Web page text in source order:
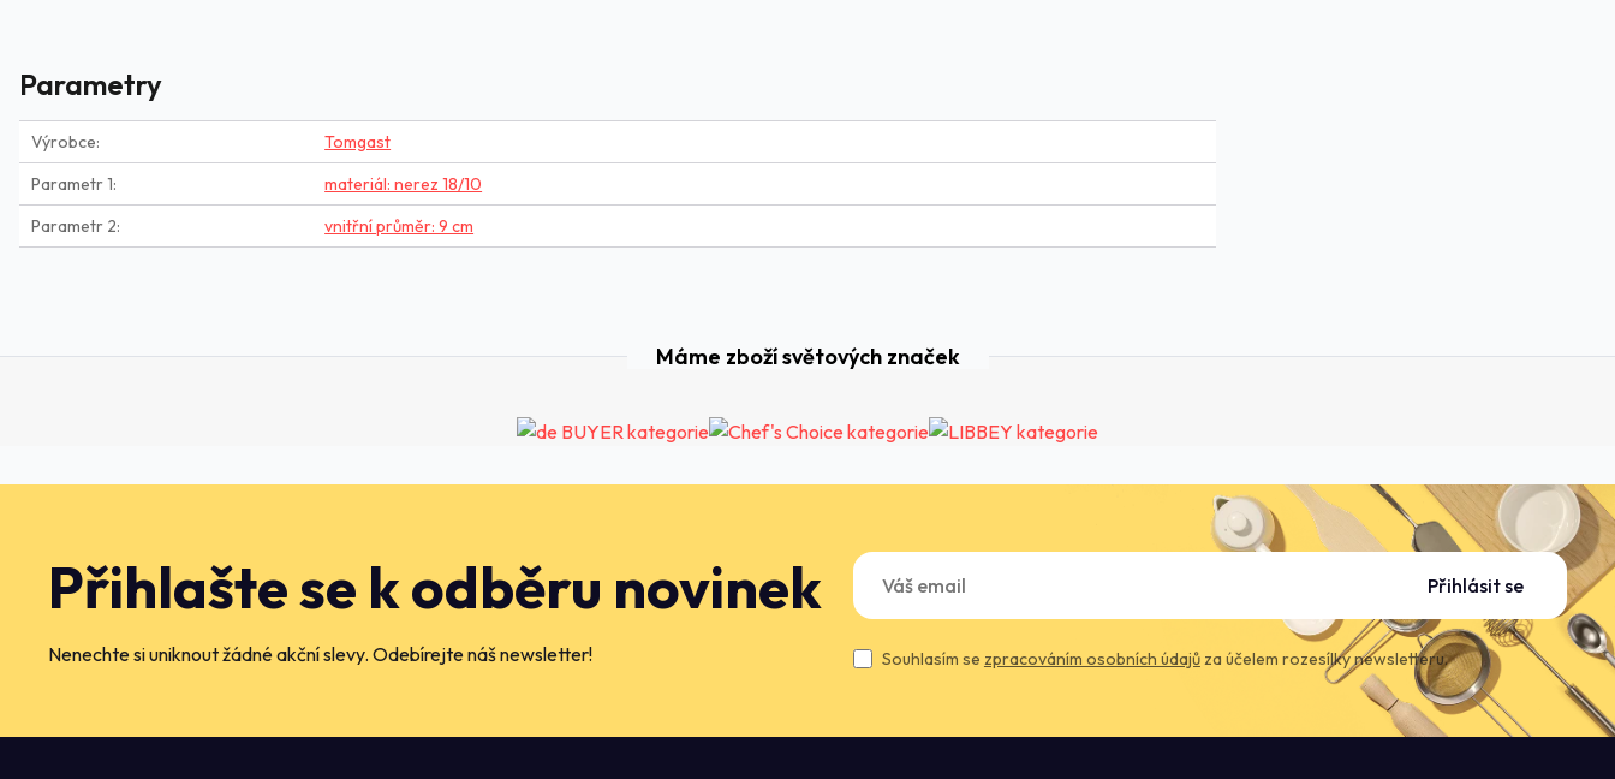
Parametry
Výrobce
Tomgast
Parametr 1
materiál: nerez 18/10
Parametr 2
vnitřní průměr: 9 cm
Přihlašte se k odběru novinek
Nenechte si uniknout žádné akční slevy. Odebírejte náš newsletter!
Přihlásit se
Souhlasím se zpracováním osobních údajůza účelem rozesílky newsletteru.
Máme zboží světových značek